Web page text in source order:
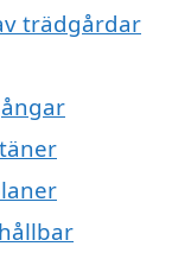
trädgårdar